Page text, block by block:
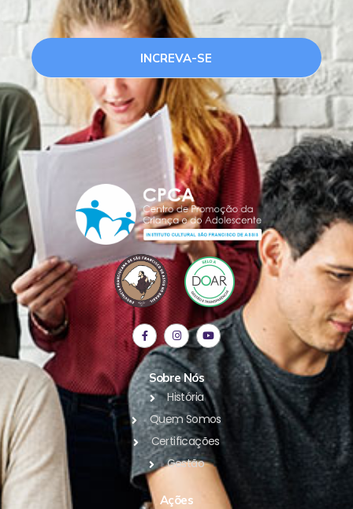
INCREVA-SE
Sobre Nós
História
Quem Somos
Certificações
Gestão
Ações